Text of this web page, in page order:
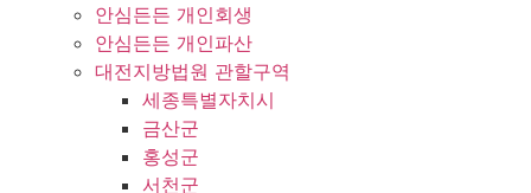
안심든든 개인회생
안심든든 개인파산
대전지방법원 관할구역
세종특별자치시
금산군
홍성군
서천군